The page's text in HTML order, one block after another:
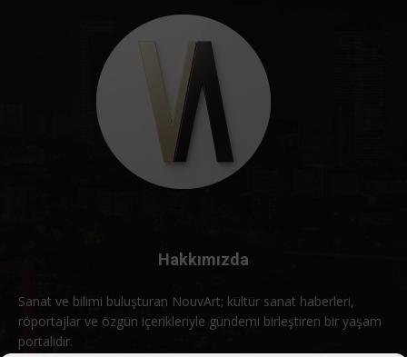
Hakkımızda
Sanat ve bilimi buluşturan NouvArt; kültür sanat haberleri,
röportajlar ve özgün içerikleriyle gündemi birleştiren bir yaşam
portalıdır.